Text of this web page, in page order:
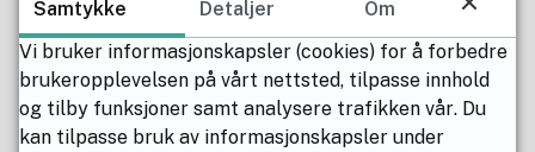
Hjemmeveiledning
ROM - et møtested for læring og
Samtykke Detaljer
Om
Vi bruker informasjonskapsler (cookies) for å forbedre
brukeropplevelsen på vårt nettsted, tilpasse innhold
og tilby funksjoner samt analysere trafikken vår. Du
kan tilpasse bruk av informasjonskapsler under